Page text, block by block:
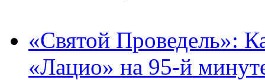
«Святой Проведель»:
«Лацио» на 95-й